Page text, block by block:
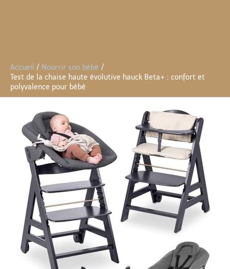
Accueil
Nourrir son bébé
Test de la chaise haute évolutive hauck Beta+ : confort et
polyvalence pour bébé